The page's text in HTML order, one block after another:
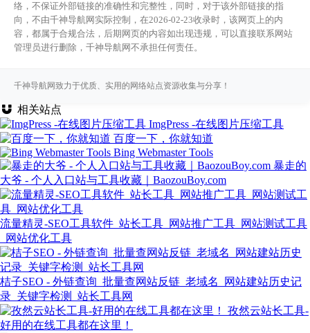
络，不保证外部链接的准确性和完整性，同时，对于该外部链接的指
向，不由千神导航网实际控制，在2026-02-23收录时，该网页上的内
容，都属于合规合法，后期网页的内容如出现违规，可以直接联系网站
管理员进行删除，千神导航网不承担任何责任。
千神导航网致力于优质、实用的网络站点资源收集与分享！
相关站点
ImgPress -在线图片压缩工具
百度一下，你就知道
Bing Webmaster Tools
暴走的
大爷 - 个人入口站与工具收藏｜BaozouBoy.com
流量精灵-SEO工具软件_站长工具_网站推广工具_网站测试工具
_网站优化工具
桔子SEO - 外链查询_批量查网站反链_老域名_网站建站历史记
录_关键字检测_站长工具网
孜然云站长工具-
好用的在线工具都在这里！